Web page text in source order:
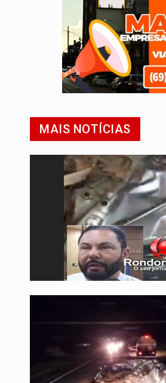
MAIS NOTÍCIAS